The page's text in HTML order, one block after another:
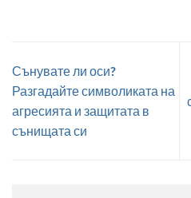
Сънувате ли оси?
Разгадайте символиката на
агресията и защитата в
сънищата си